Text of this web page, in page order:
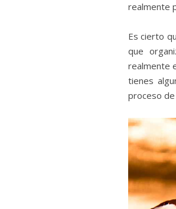
realmente
Es cierto
que
realmente
tienes
proceso